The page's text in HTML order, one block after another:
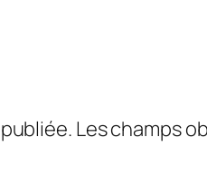
Les champs